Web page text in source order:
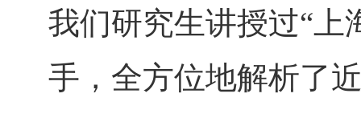
我们研究生讲授过“上
手，全方位地解析了